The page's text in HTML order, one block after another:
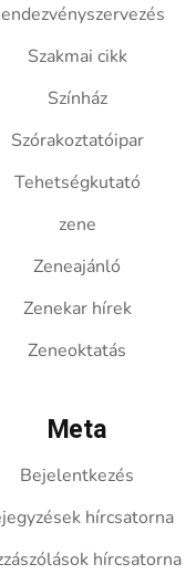
Szakmai cikk
Színház
Szórakoztatóipar
Tehetségkutató
zene
Zeneajánló
Zenekar hírek
Zeneoktatás
Meta
Bejelentkezés
hírcsatorna
hírcsatorna